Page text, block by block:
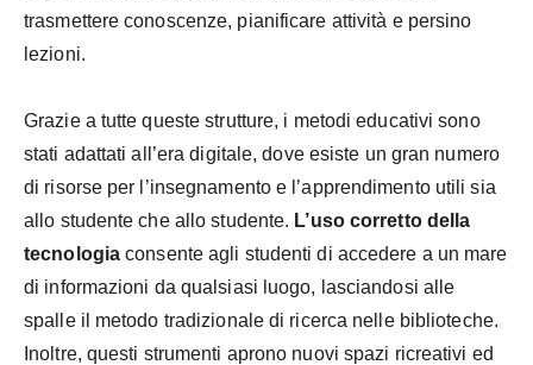
trasmettere conoscenze, pianificare attività e persino
lezioni.
Grazie a tutte queste strutture, i metodi educativi sono
stati adattati all’era digitale, dove esiste un gran numero
di risorse per l’insegnamento e l’apprendimento utili sia
allo studente che allo studente. L’uso corretto della
tecnologia consente agli studenti di accedere a un mare
di informazioni da qualsiasi luogo, lasciandosi alle
spalle il metodo tradizionale di ricerca nelle biblioteche.
Inoltre, questi strumenti aprono nuovi spazi ricreativi ed